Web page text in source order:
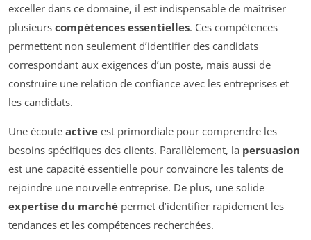
exceller dans ce domaine, il est indispensable de maîtriser
plusieurs compétences essentielles. Ces compétences
permettent non seulement d’identifier des candidats
correspondant aux exigences d’un poste, mais aussi de
construire une relation de confiance avec les entreprises et
les candidats.
Une écoute active est primordiale pour comprendre les
besoins spécifiques des clients. Parallèlement, la persuasion
est une capacité essentielle pour convaincre les talents de
rejoindre une nouvelle entreprise. De plus, une solide
expertise du marché permet d’identifier rapidement les
tendances et les compétences recherchées.